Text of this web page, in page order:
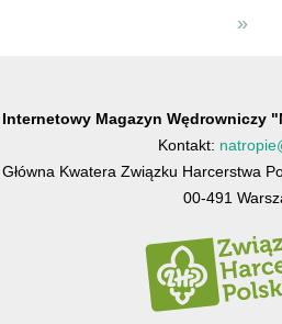
»
Internetowy Magazyn Wędrowniczy
Kontakt:
Główna Kwatera Związku Harcerstwa
00-491